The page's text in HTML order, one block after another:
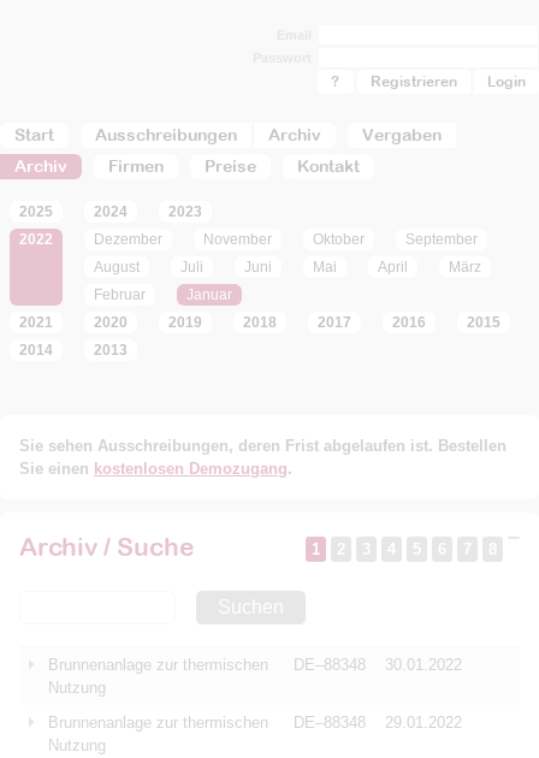
Start Ausschreibungen Archiv
Vergaben
Archiv
Firmen Preise Kontakt
? Registrieren
2025 2024
2023
2022
Dezember November Oktober
September
August
Juli Juni Mai April
März
Februar
Januar
2021
2020 2019 2018 2017 2016
2015
2014
2013
Sie sehen Ausschreibungen, deren Frist abgelaufen ist. Bestellen
Sie einen kostenlosen Demozugang.
Archiv / Suche 1 2 3 4 5 6 7 8
Suchen
Brunnenanlage zur thermischen
Nutzung
DE–88348 30.01.2022
Brunnenanlage zur thermischen
Nutzung
DE–88348 29.01.2022